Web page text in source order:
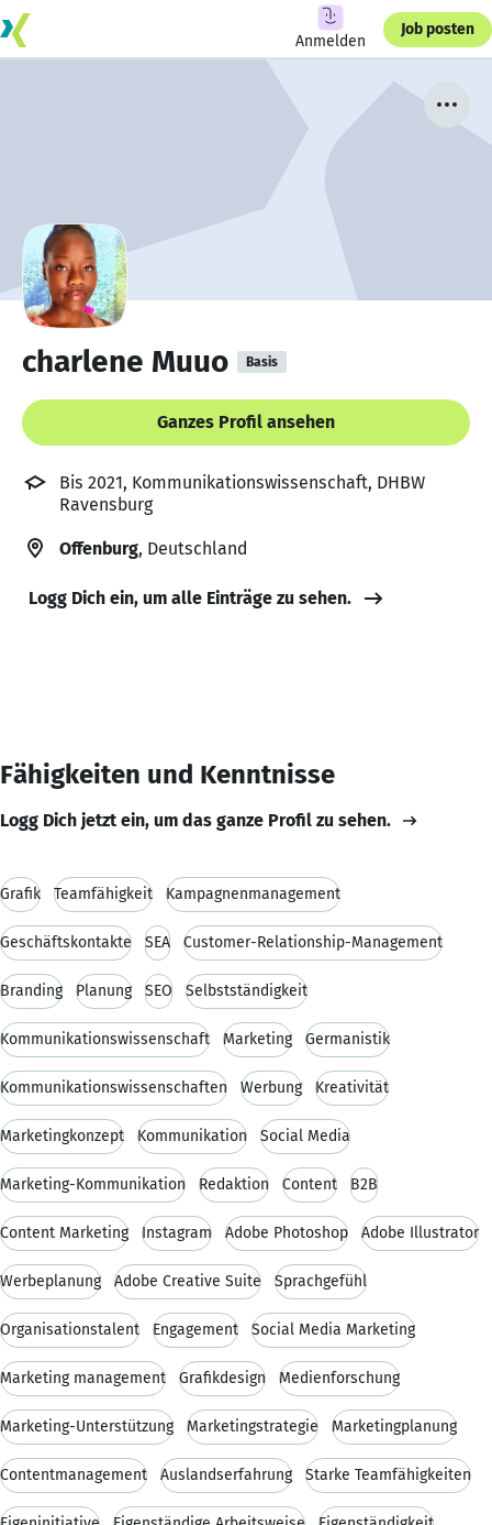
Anmelden
Job posten
charlene Muuo Basis
Ganzes Profil ansehen
Bis 2021, Kommunikationswissenschaft, DHBW
Ravensburg
Offenburg, Deutschland
Logg Dich ein, um alle Einträge zu sehen.
Fähigkeiten und Kenntnisse
Logg Dich jetzt ein, um das ganze Profil zu sehen.
Grafik Teamfähigkeit Kampagnenmanagement
Geschäftskontakte SEA Customer-Relationship-Management
Branding Planung SEO Selbstständigkeit
Kommunikationswissenschaft Marketing Germanistik
Kommunikationswissenschaften Werbung Kreativität
Marketingkonzept Kommunikation Social Media
Marketing-Kommunikation Redaktion Content B2B
Content Marketing Instagram Adobe Photoshop Adobe Illustrator
Werbeplanung Adobe Creative Suite Sprachgefühl
Organisationstalent Engagement Social Media Marketing
Marketing management Grafikdesign Medienforschung
Marketing-Unterstützung Marketingstrategie Marketingplanung
Contentmanagement Auslandserfahrung Starke Teamfähigkeiten